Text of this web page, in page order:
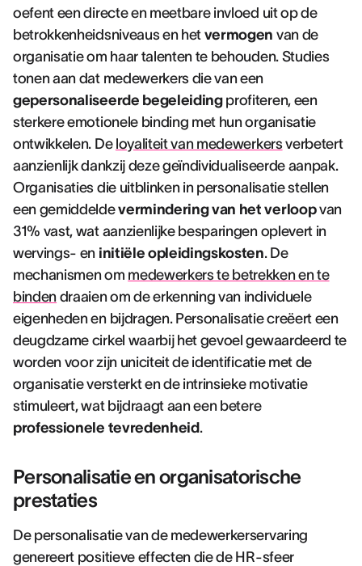
oefent een directe en meetbare invloed uit op de
betrokkenheidsniveaus en het vermogen van de
organisatie om haar talenten te behouden. Studies
tonen aan dat medewerkers die van een
gepersonaliseerde begeleidingprofiteren, een
sterkere emotionele binding met hun organisatie
ontwikkelen. De loyaliteit van medewerkersverbetert
aanzienlijk dankzij deze geïndividualiseerde aanpak.
Organisaties die uitblinken in personalisatie stellen
een gemiddeldevermindering van het verloopvan
31% vast, wat aanzienlijke besparingen oplevert in
wervings- en initiële opleidingskosten. De
mechanismen om medewerkers te betrekken en te
binden draaien om de erkenning van individuele
eigenheden en bijdragen. Personalisatie creëert een
deugdzame cirkel waarbij het gevoel gewaardeerd te
worden voor zijn uniciteit de identificatie met de
organisatie versterkt en de intrinsieke motivatie
stimuleert, wat bijdraagt aan een betere
professionele tevredenheid.
Personalisatie en organisatorische
prestaties
De personalisatie van de medewerkerservaring
genereert positieve effecten die de HR-sfeer